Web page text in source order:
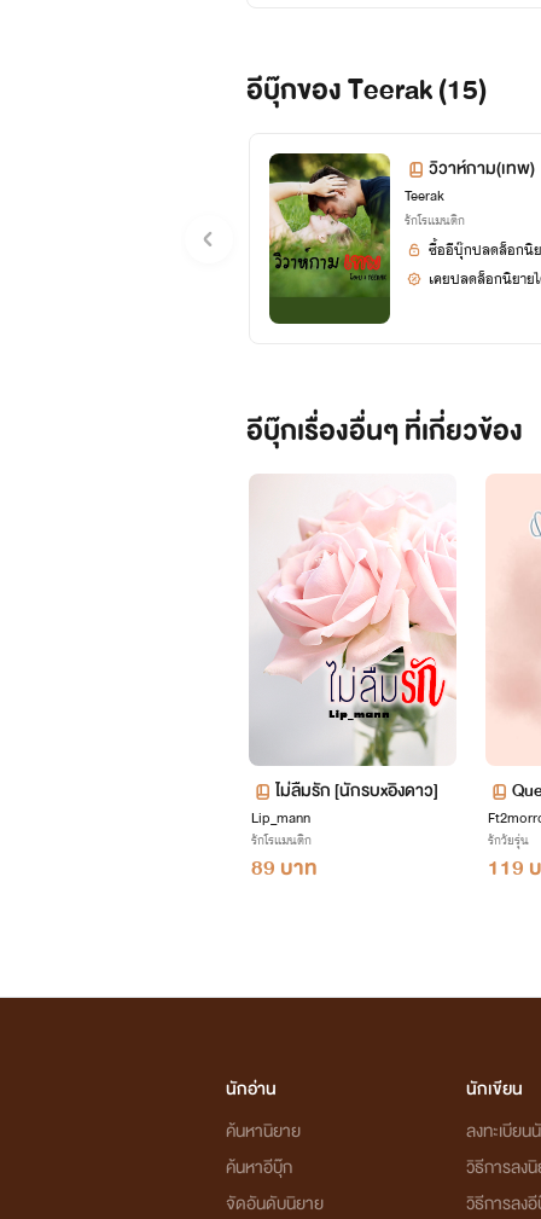
อีบุ๊กของ Teerak (15)
วิวาห์กาม(เทพ)
Teerak
รักโรแมนติก
ซื้ออีบุ๊กปลดล็อกนิ
เคยปลดล็อกนิยาย
อีบุ๊กเรื่องอื่นๆ ที่เกี่ยวข้อง
ไม่ลืมรัก [นักรบxอิงดาว]
Lip_mann
รักโรแมนติก
89 บาท
อม
รักวัยรุ่น
119
นักอ่าน
ค้นหานิยาย
ค้นหาอีบุ๊ก
จัดอันดับนิยาย
นักเขียน
ลงทะเบียน
วิธีการลง
วิธีการลง